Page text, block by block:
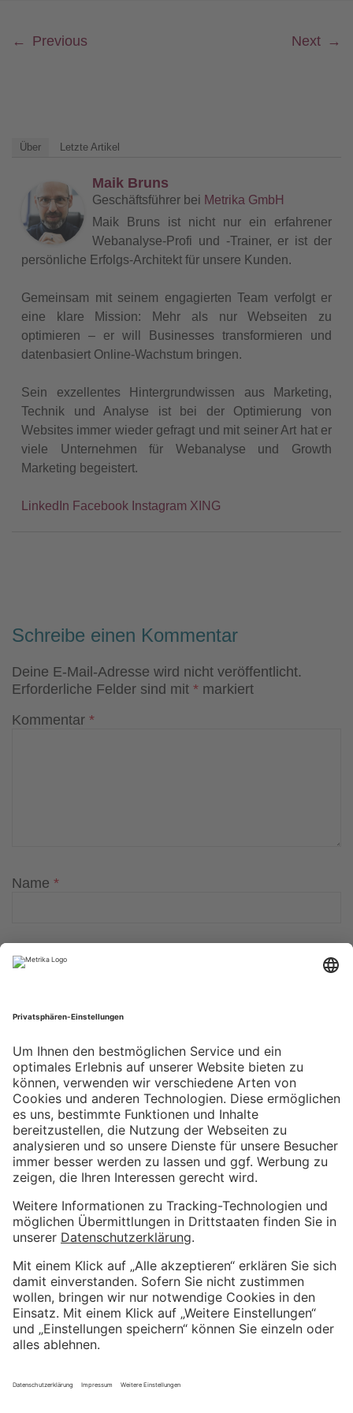
← Previous Next →
Über Letzte Artikel
Maik Bruns
Geschäftsführer bei Metrika GmbH
Maik Bruns ist nicht nur ein erfahrener
Webanalyse-Profi und -Trainer, er ist der
persönliche Erfolgs-Architekt für unsere Kunden.
Gemeinsam mit seinem engagierten Team verfolgt er
eine klare Mission: Mehr als nur Webseiten zu
optimieren – er will Businesses transformieren und
datenbasiert Online-Wachstum bringen.
Sein exzellentes Hintergrundwissen aus Marketing,
Technik und Analyse ist bei der Optimierung von
Websites immer wieder gefragt und mit seiner Art hat er
viele Unternehmen für Webanalyse und Growth
Marketing begeistert.
LinkedIn Facebook Instagram XING
Schreibe einen Kommentar
Deine E-Mail-Adresse wird nicht veröffentlicht.
Erforderliche Felder sind mit * markiert
Kommentar *
Name *
Website
Weitere Informationen
Impressum
Kostenloser Growth Engine Call
Datenschutzerklärung
AGB
Wir sind Proven Expert
Kundenbewertungen und Erfahrungen zu
Metrika GmbH
100
%
SEHR GUT